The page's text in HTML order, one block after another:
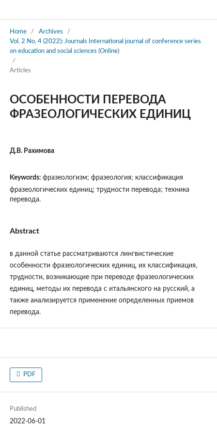
Home / Archives
/
Vol. 2 No. 4 (2022): Journals International journal of conference series
on education and social sciences (Online)
/
Articles
ОСОБЕННОСТИ ПЕРЕВОДА
ФРАЗЕОЛОГИЧЕСКИХ ЕДИНИЦ
Д.В. Рахимова
Keywords: фразеологизм; фразеология; классификация
фразеологических единиц; трудности перевода; техника
перевода.
Abstract
в данной статье рассматриваются лингвистические
особенности фразеологических единиц, их классификация,
трудности, возникающие при переводе фразеологических
единиц, методы их перевода с итальянского на русский, а
также анализируется применение определенных приемов
перевода.
PDF
Published
2022-06-01